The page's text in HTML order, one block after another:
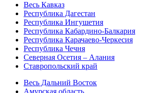
Весь Кавказ
Республика Дагестан
Республика Ингушетия
Республика Кабардино-Балкария
Республика Карачаево-Черкесия
Республика Чечня
Северная Осетия – Алания
Ставропольский край
Весь Дальний Восток
Амурская область